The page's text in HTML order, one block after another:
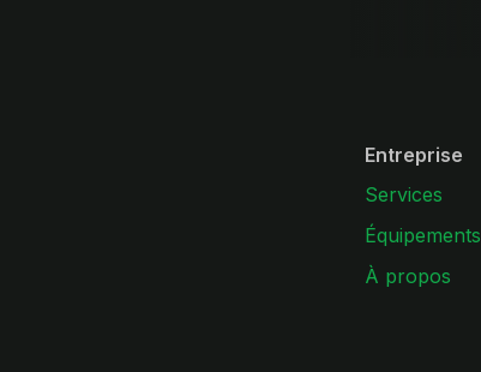
Entreprise
Services
Équipements
À propos